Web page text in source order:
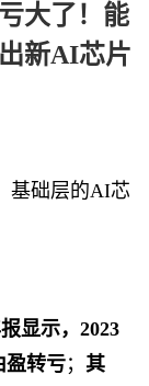
大了！能
新AI芯片
基础层的AI芯
显示，2023
盈转亏； 其